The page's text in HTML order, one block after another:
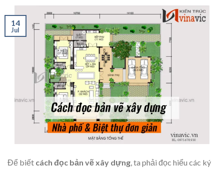
14
Jul
Để biết cách đọc bản vẽ xây dựng, ta phải đọc hiểu các ký